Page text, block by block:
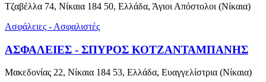
Τζαβέλλα 74, Νίκαια 184 50, Ελλάδα, Άγιοι Απόστολοι (Νίκαια)
Ασφάλειες - Ασφαλιστές
ΑΣΦΑΛΕΙΕΣ - ΣΠΥΡΟΣ ΚΟΤΖΑΝΤΑΜΠΑΝΗΣ
Μακεδονίας 22, Νίκαια 184 53, Ελλάδα, Ευαγγελίστρια (Νίκαια)